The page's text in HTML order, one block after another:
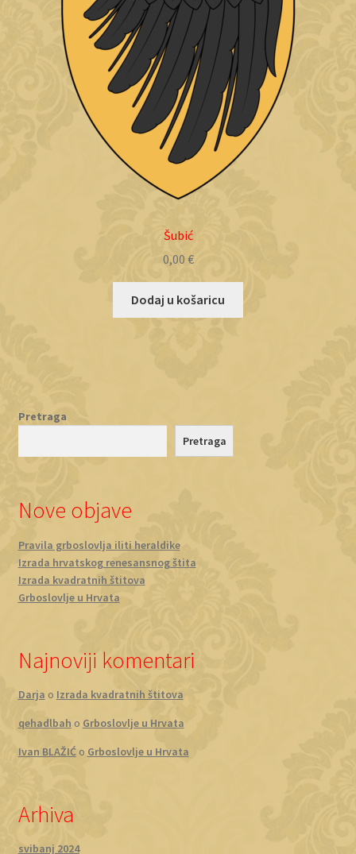
Šubić
0,00 €
Dodaj u košaricu
Pretraga
Pretraga
Nove objave
Pravila grboslovlja iliti heraldike
Izrada hrvatskog renesansnog štita
Izrada kvadratnih štitova
Grboslovlje u Hrvata
Najnoviji komentari
Darja o Izrada kvadratnih štitova
qehadlbah o Grboslovlje u Hrvata
Ivan BLAŽIĆo Grboslovlje u Hrvata
Arhiva
svibanj 2024